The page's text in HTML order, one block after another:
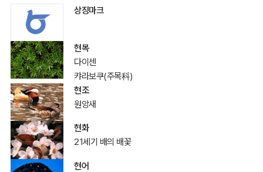
상징마크
현목
다이센
캬라보쿠(주목科)
현조
원앙새
현화
21세기 배의 배꽃
현어